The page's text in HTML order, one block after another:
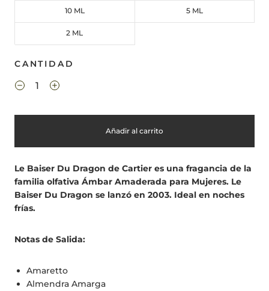
10 ML 5 ML
2 ML
CANTIDAD
Añadir al carrito
Le Baiser Du Dragon de Cartier es una fragancia de la
familia olfativa Ámbar Amaderada para Mujeres. Le
Baiser Du Dragon se lanzó en 2003. Ideal en noches
frías.
Notas de Salida:
Amaretto
Almendra Amarga